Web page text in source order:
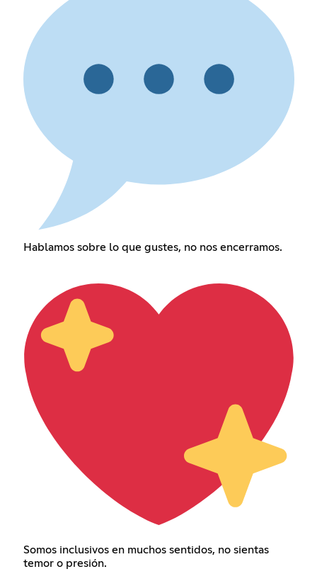
Hablamos sobre lo que gustes, no nos encerramos.
Somos inclusivos en muchos sentidos, no sientas
temor o presión.